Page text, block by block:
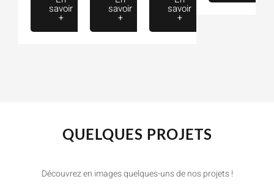
savoir
+
savoir
+
savoir
+
QUELQUES PROJETS
Découvrez en images quelques-uns de nos projets !